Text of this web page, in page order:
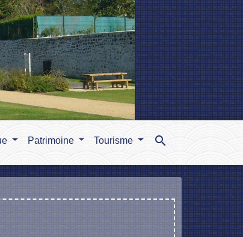
Patrimoine Tourisme search